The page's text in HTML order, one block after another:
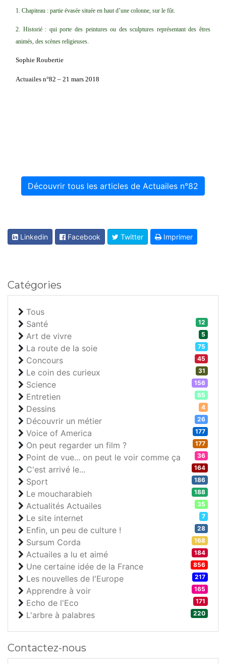
1. Chapiteau : partie évasée située en haut d’une colonne, sur le fût.
2. Historié : qui porte des peintures ou des sculptures représentant des êtres
animés, des scènes religieuses.
Sophie Roubertie
Actuailes n°82 – 21 mars 2018
Découvrir tous les articles de Actuailes n°82
Linkedin Facebook Twitter Imprimer
Catégories
Tous
Santé
12
Art de vivre 5
La route de la soie 75
Concours 45
Le coin des curieux 31
Science 156
Entretien 65
Dessins 4
Découvrir un métier 26
Voice of America 177
On peut regarder un film ? 177
Point de vue... on peut le voir comme ça 36
C'est arrivé le... 164
Sport 186
Le moucharabieh 188
Actualités Actuailes 35
Le site internet 7
Enfin, un peu de culture ! 28
Sursum Corda 168
Actuailes a lu et aimé 184
Une certaine idée de la France 856
Les nouvelles de l'Europe 217
Apprendre à voir 165
Echo de l'Eco 171
L'arbre à palabres 220
Contactez-nous